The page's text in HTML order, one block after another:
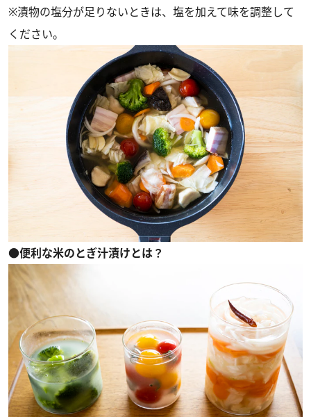
※漬物の塩分が足りないときは、塩を加えて味を調整して
ください。
●便利な米のとぎ汁漬けとは？